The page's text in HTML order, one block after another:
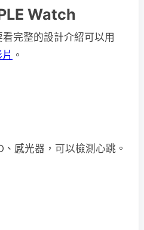
Watch
完整的設計介紹可以用
。
感光器，可以檢測心跳。